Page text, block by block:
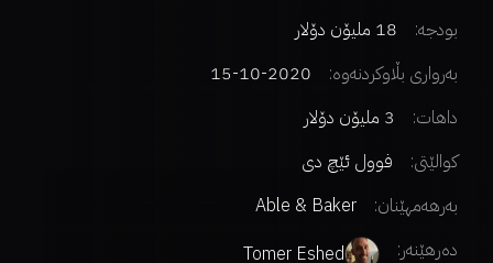
بودجە:
18 ملیۆن دۆلار
بەرواری بڵاوکردنەوە:
2020-10-15
داهات:
3 ملیۆن دۆلار
کوالێتی:
فوول ئێچ دی
بەرهەمهێنان:
Able & Baker
دەرهێنەر:
Tomer Eshed